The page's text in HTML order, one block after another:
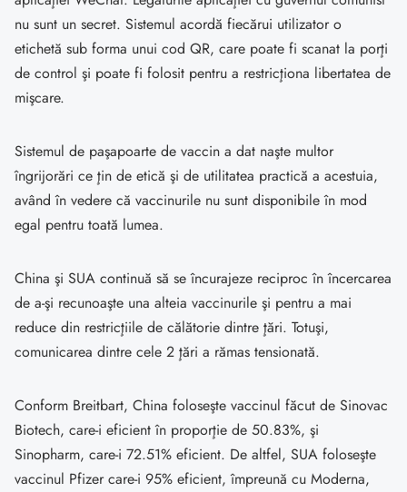
nu sunt un secret. Sistemul acordă fiecărui utilizator o
etichetă sub forma unui cod QR, care poate fi scanat la porţi
de control şi poate fi folosit pentru a restricţiona libertatea de
mişcare.
Sistemul de paşapoarte de vaccin a dat naşte multor
îngrijorări ce ţin de etică şi de utilitatea practică a acestuia,
având în vedere că vaccinurile nu sunt disponibile în mod
egal pentru toată lumea.
China şi SUA continuă să se încurajeze reciproc în încercarea
de a-şi recunoaşte una alteia vaccinurile şi pentru a mai
reduce din restricţiile de călătorie dintre ţări. Totuşi,
comunicarea dintre cele 2 ţări a rămas tensionată.
Conform Breitbart, China foloseşte vaccinul făcut de Sinovac
Biotech, care-i eficient în proporţie de 50.83%, şi
Sinopharm, care-i 72.51% eficient. De altfel, SUA foloseşte
vaccinul Pfizer care-i 95% eficient, împreună cu Moderna,